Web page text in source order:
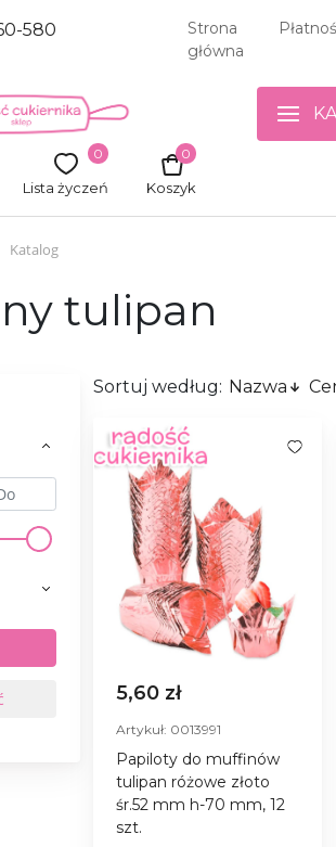
580
Strona
główna
Lista życzeń
0
Koszyk
0
Katalog
tulipan
Sortuj według: Nazwa
5,60 zł
Artykuł: 0013991
Papiloty do muffinów
tulipan różowe złoto
śr.52 mm h-70 mm, 12
szt.